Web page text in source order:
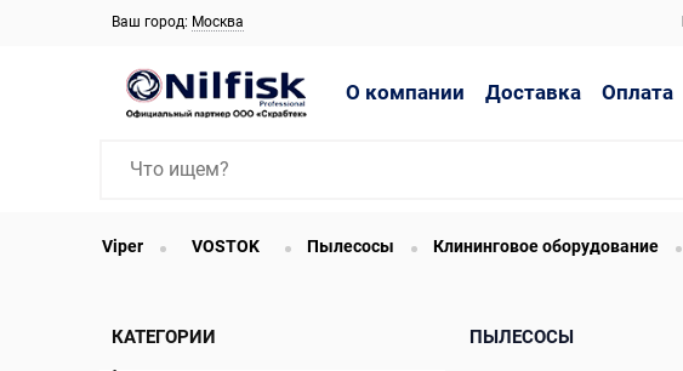
Ваш город: Москва
О компании Доставка Оплата
Viper VOSTOK Пылесосы Клининговое оборудование
КАТЕГОРИИ ПЫЛЕСОСЫ